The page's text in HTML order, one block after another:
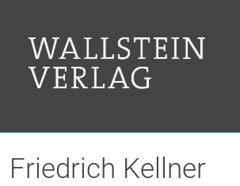
Friedrich Kellner